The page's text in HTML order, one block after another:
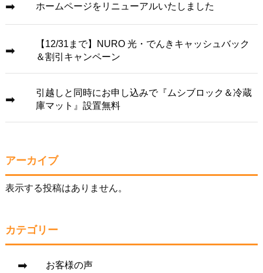
ホームページをリニューアルいたしました
【12/31まで】NURO 光・でんきキャッシュバック
＆割引キャンペーン
引越しと同時にお申し込みで『ムシブロック＆冷蔵
庫マット』設置無料
アーカイブ
表示する投稿はありません。
カテゴリー
お客様の声